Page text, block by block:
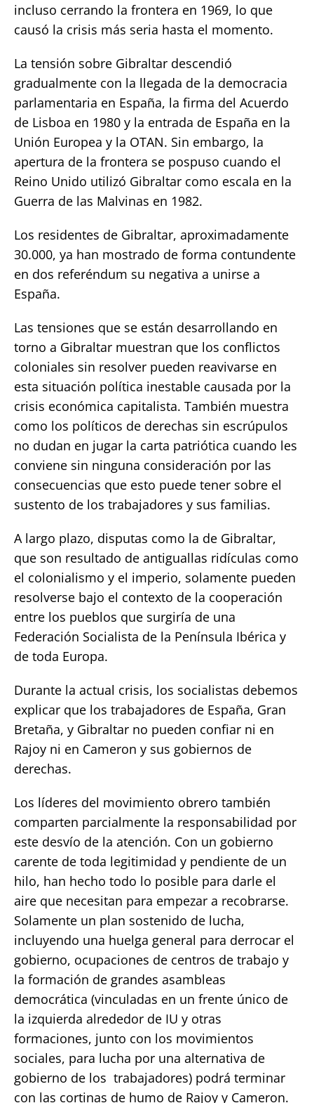
incluso cerrando la frontera en 1969, lo que
causó la crisis más seria hasta el momento.
La tensión sobre Gibraltar descendió
gradualmente con la llegada de la democracia
parlamentaria en España, la firma del Acuerdo
de Lisboa en 1980 y la entrada de España en la
Unión Europea y la OTAN. Sin embargo, la
apertura de la frontera se pospuso cuando el
Reino Unido utilizó Gibraltar como escala en la
Guerra de las Malvinas en 1982.
Los residentes de Gibraltar, aproximadamente
30.000, ya han mostrado de forma contundente
en dos referéndum su negativa a unirse a
España.
Las tensiones que se están desarrollando en
torno a Gibraltar muestran que los conflictos
coloniales sin resolver pueden reavivarse en
esta situación política inestable causada por la
crisis económica capitalista. También muestra
como los políticos de derechas sin escrúpulos
no dudan en jugar la carta patriótica cuando les
conviene sin ninguna consideración por las
consecuencias que esto puede tener sobre el
sustento de los trabajadores y sus familias.
A largo plazo, disputas como la de Gibraltar,
que son resultado de antiguallas ridículas como
el colonialismo y el imperio, solamente pueden
resolverse bajo el contexto de la cooperación
entre los pueblos que surgiría de una
Federación Socialista de la Península Ibérica y
de toda Europa.
Durante la actual crisis, los socialistas debemos
explicar que los trabajadores de España, Gran
Bretaña, y Gibraltar no pueden confiar ni en
Rajoy ni en Cameron y sus gobiernos de
derechas.
Los líderes del movimiento obrero también
comparten parcialmente la responsabilidad por
este desvío de la atención. Con un gobierno
carente de toda legitimidad y pendiente de un
hilo, han hecho todo lo posible para darle el
aire que necesitan para empezar a recobrarse.
Solamente un plan sostenido de lucha,
incluyendo una huelga general para derrocar el
gobierno, ocupaciones de centros de trabajo y
la formación de grandes asambleas
democrática (vinculadas en un frente único de
la izquierda alrededor de IU y otras
formaciones, junto con los movimientos
sociales, para lucha por una alternativa de
gobierno de los trabajadores) podrá terminar
con las cortinas de humo de Rajoy y Cameron.